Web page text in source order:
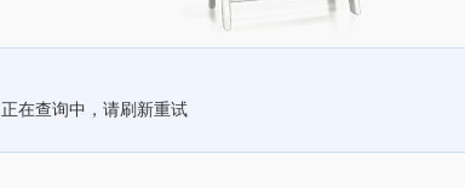
正在查询中，请刷新重试